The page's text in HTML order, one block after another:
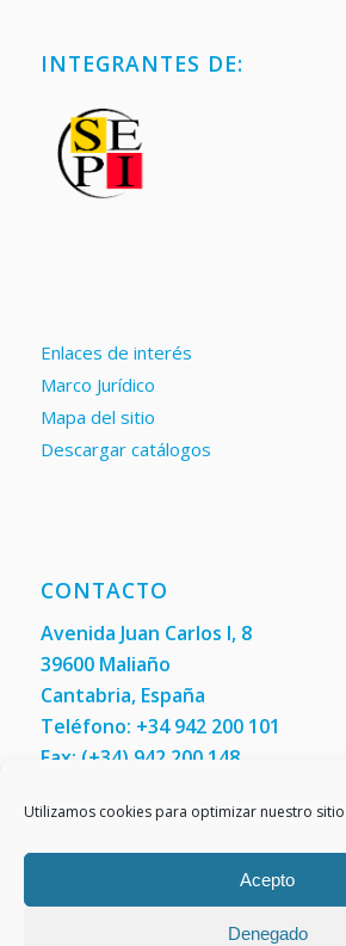
Utilizamos cookies para optimizar nuestro
Acepto
Denegado
INTEGRANTES DE:
Enlaces de interés
Marco Jurídico
Mapa del sitio
Descargar catálogos
CONTACTO
Avenida Juan Carlos I, 8
39600 Maliaño
Cantabria, España
Teléfono: +34 942 200 101
Fax: (+34) 942 200 148
Contáctenos